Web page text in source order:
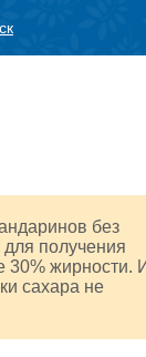
без
получения
30% жирности.
сахара не